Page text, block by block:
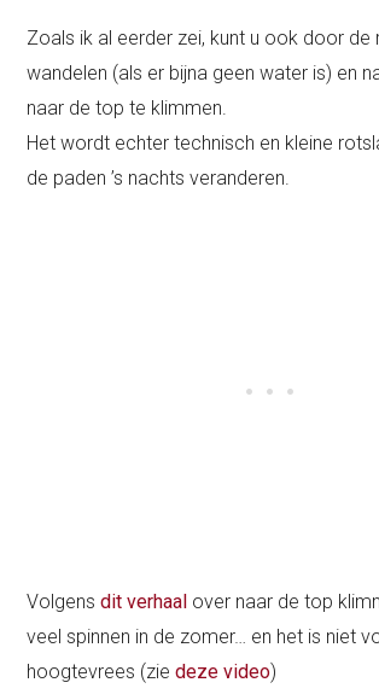
Zoals ik al eerder zei, kunt u ook door de
wandelen (als er bijna geen water is) en
naar de top te klimmen.
Het wordt echter technisch en kleine
de paden ’s nachts veranderen.
Volgensdit verhaal over naar de top
veel spinnen in de zomer… en het is niet
hoogtevrees (ziedeze video)